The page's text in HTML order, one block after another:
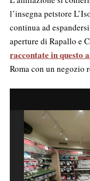
l’insegna petstore
continua ad
aperture di Rapallo e
raccontate in questo
Roma con un negozio